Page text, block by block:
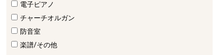
電子ピアノ
チャーチオルガン
防音室
楽譜/その他